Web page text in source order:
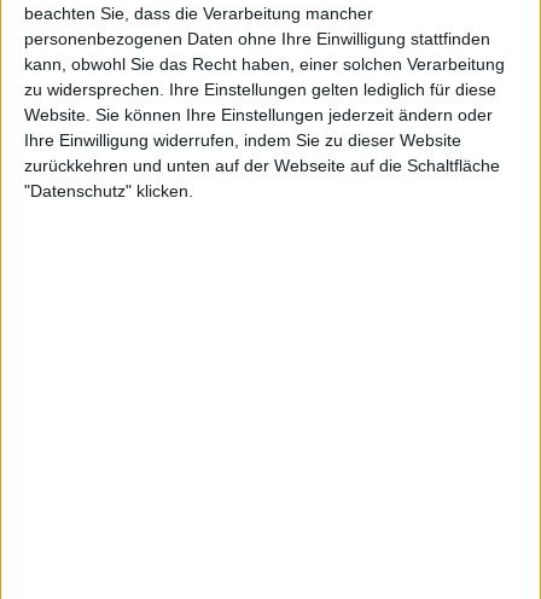
beachten Sie, dass die Verarbeitung mancher
personenbezogenen Daten ohne Ihre Einwilligung stattfinden
kann, obwohl Sie das Recht haben, einer solchen Verarbeitung
zu widersprechen. Ihre Einstellungen gelten lediglich für diese
Website. Sie können Ihre Einstellungen jederzeit ändern oder
Ihre Einwilligung widerrufen, indem Sie zu dieser Website
zurückkehren und unten auf der Webseite auf die Schaltfläche
"Datenschutz" klicken.
Newsletter abonnieren